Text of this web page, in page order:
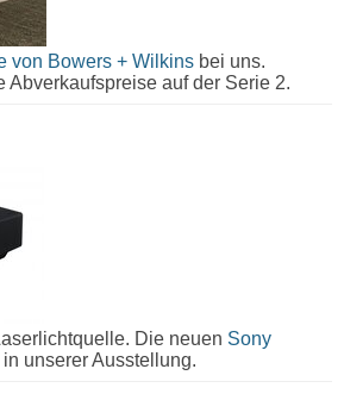
von Bowers + Wilkins bei uns.
Abverkaufspreise auf der Serie 2.
Die neuen Sony
in unserer Ausstellung.